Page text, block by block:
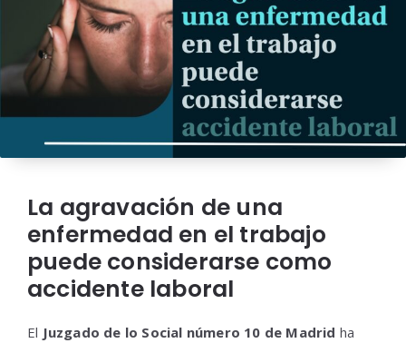
La agravación de una
enfermedad en el trabajo
puede considerarse como
accidente laboral
El Juzgado de lo Social número 10 de Madrid ha